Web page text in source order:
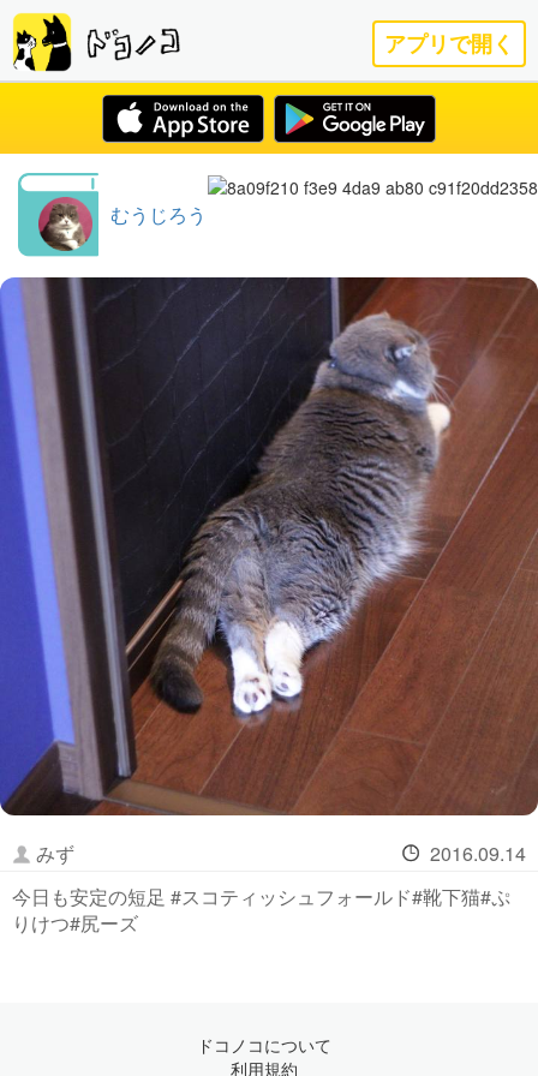
アプリで開く
むうじろう
みず
2016.09.14
今日も安定の短足 #スコティッシュフォールド#靴下猫#ぷ
りけつ#尻ーズ
ドコノコについて
利用規約